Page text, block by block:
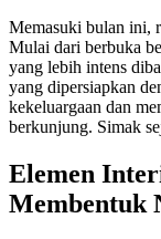
Memasuki bulan ini,
Mulai dari berbuka
yang lebih intens
yang dipersiapkan
kekeluargaan dan
berkunjung. Simak
Elemen
Membentuk